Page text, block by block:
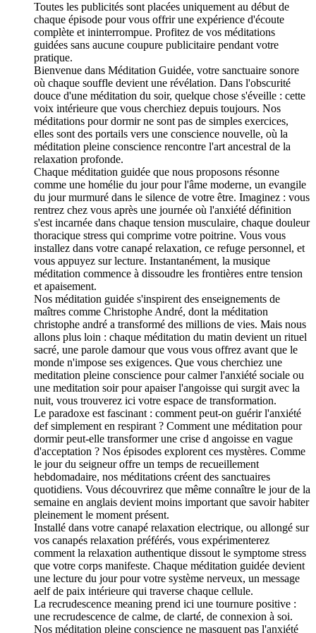
Toutes les publicités sont placées uniquement au début de
chaque épisode pour vous offrir une expérience d'écoute
complète et ininterrompue. Profitez de vos méditations
guidées sans aucune coupure publicitaire pendant votre
pratique.
Bienvenue dans Méditation Guidée, votre sanctuaire sonore
où chaque souffle devient une révélation. Dans l'obscurité
douce d'une méditation du soir, quelque chose s'éveille : cette
voix intérieure que vous cherchiez depuis toujours. Nos
méditations pour dormir ne sont pas de simples exercices,
elles sont des portails vers une conscience nouvelle, où la
méditation pleine conscience rencontre l'art ancestral de la
relaxation profonde.
Chaque méditation guidée que nous proposons résonne
comme une homélie du jour pour l'âme moderne, un evangile
du jour murmuré dans le silence de votre être. Imaginez : vous
rentrez chez vous après une journée où l'anxiété définition
s'est incarnée dans chaque tension musculaire, chaque douleur
thoracique stress qui comprime votre poitrine. Vous vous
installez dans votre canapé relaxation, ce refuge personnel, et
vous appuyez sur lecture. Instantanément, la musique
méditation commence à dissoudre les frontières entre tension
et apaisement.
Nos méditation guidée s'inspirent des enseignements de
maîtres comme Christophe André, dont la méditation
christophe andré a transformé des millions de vies. Mais nous
allons plus loin : chaque méditation du matin devient un rituel
sacré, une parole damour que vous vous offrez avant que le
monde n'impose ses exigences. Que vous cherchiez une
meditation pleine conscience pour calmer l'anxiété sociale ou
une meditation soir pour apaiser l'angoisse qui surgit avec la
nuit, vous trouverez ici votre espace de transformation.
Le paradoxe est fascinant : comment peut-on guérir l'anxiété
def simplement en respirant ? Comment une méditation pour
dormir peut-elle transformer une crise d angoisse en vague
d'acceptation ? Nos épisodes explorent ces mystères. Comme
le jour du seigneur offre un temps de recueillement
hebdomadaire, nos méditations créent des sanctuaires
quotidiens. Vous découvrirez que même connaître le jour de la
semaine en anglais devient moins important que savoir habiter
pleinement le moment présent.
Installé dans votre canapé relaxation electrique, ou allongé sur
vos canapés relaxation préférés, vous expérimenterez
comment la relaxation authentique dissout le symptome stress
que votre corps manifeste. Chaque méditation guidée devient
une lecture du jour pour votre système nerveux, un message
aelf de paix intérieure qui traverse chaque cellule.
La recrudescence meaning prend ici une tournure positive :
une recrudescence de calme, de clarté, de connexion à soi.
Nos méditation pleine conscience ne masquent pas l'anxiété